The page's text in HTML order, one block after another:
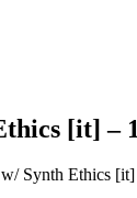
[it] –
Synth Ethics